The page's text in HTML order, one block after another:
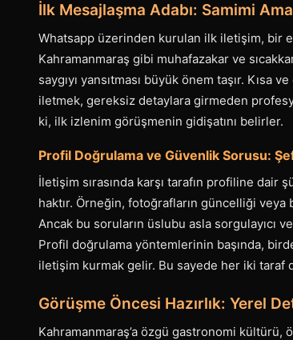
İlk Mesajlaşma Adabı: Samimi Ama
Whatsapp üzerinden kurulan ilk iletişim, bir
Kahramanmaraş gibi muhafazakar ve
saygıyı yansıtması büyük önem taşır.
iletmek, gereksiz detaylara girmeden
ki, ilk izlenim görüşmenin gidişatını belirler.
Profil Doğrulama ve Güvenlik Sorusu:
İletişim sırasında karşı tarafın profiline
haktır. Örneğin, fotoğrafların güncelliği
Ancak bu soruların üslubu asla sorgulayıcı
Profil doğrulama yöntemlerinin başında,
iletişim kurmak gelir. Bu sayede her iki taraf
Görüşme Öncesi Hazırlık: Yerel
Kahramanmaraş’a özgü gastronomi